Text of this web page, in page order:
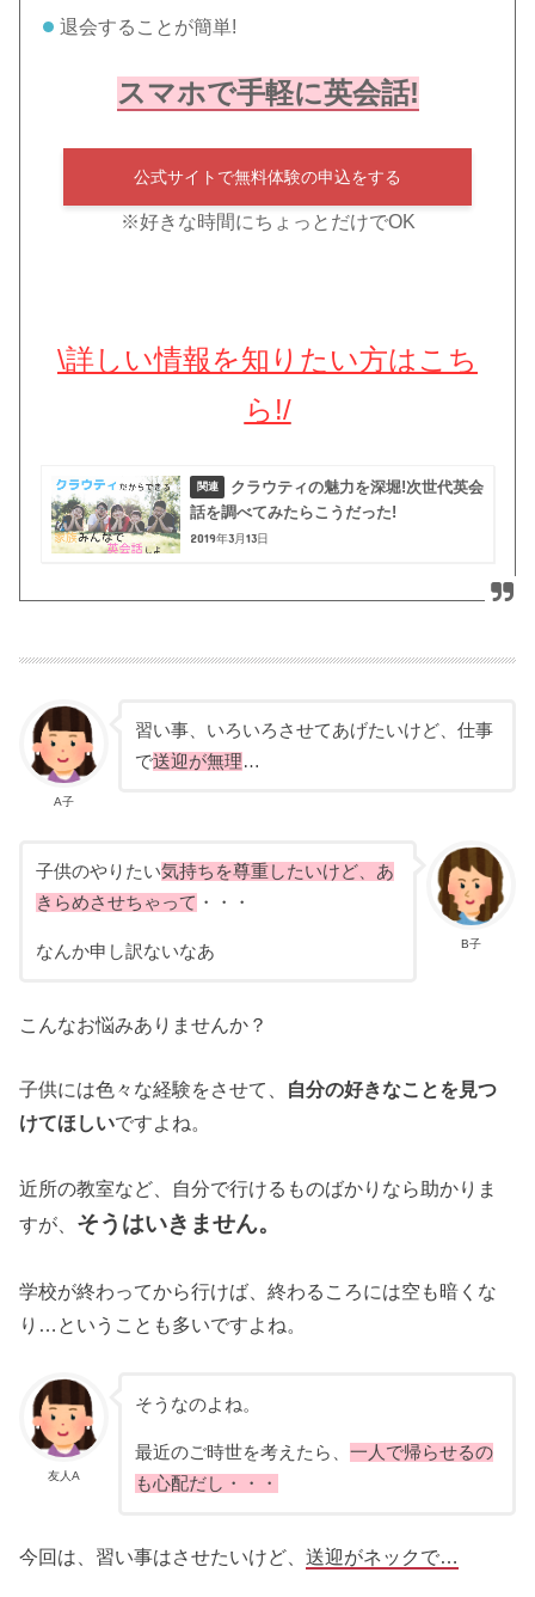
退会することが簡単!
スマホで手軽に英会話!
公式サイトで無料体験の申込をする
※好きな時間にちょっとだけでOK
\詳しい情報を知りたい方はこち
ら!/
クラウティの魅力を深堀!次世代英会
話を調べてみたらこうだった!
2019年3月13日
A子
習い事、いろいろさせてあげたいけど、仕事
で送迎が無理…
B子
子供のやりたい気持ちを尊重したいけど、あ
きらめさせちゃって ・・・
なんか申し訳ないなあ
こんなお悩みありませんか？
子供には色々な経験をさせて、 自分の好きなことを見つ
けてほしいですよね。
近所の教室など、自分で行けるものばかりなら助かりま
すが、 そうはいきません。
学校が終わってから行けば、終わるころには空も暗くな
り…ということも多いですよね。
友人A
そうなのよね。
最近のご時世を考えたら、 一人で帰らせるの
も心配だし・・・
今回は、習い事はさせたいけど、送迎がネックで…